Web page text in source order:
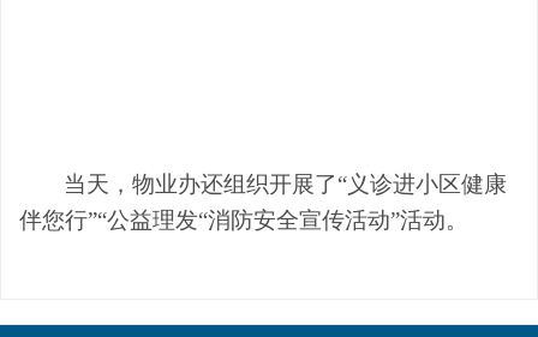
当天，物业办还组织开展了“义诊进小区健康
伴您行”“公益理发“消防安全宣传活动”活动。